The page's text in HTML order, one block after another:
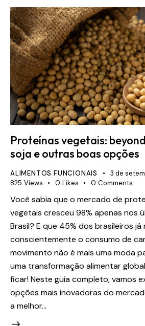
Proteínas vegetais:
soja e outras boas opções
ALIMENTOS FUNCIONAIS
3 de
825 Views 0 Likes 0 Comments
Você sabia que o mercado de
vegetais cresceu 98% apenas nos
Brasil? E que 45% dos brasileiros já
conscientemente o consumo de
movimento não é mais uma moda
uma transformação alimentar
ficar! Neste guia completo, vamos
opções mais inovadoras do
a melhor…